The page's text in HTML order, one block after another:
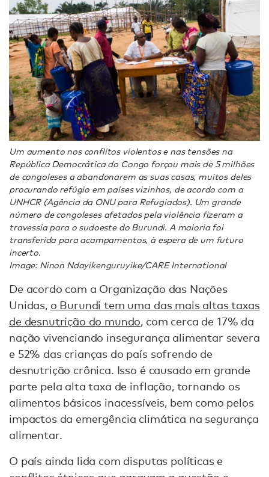
Um aumento nos conflitos violentos e nas tensões na
República Democrática do Congo forçou mais de 5 milhões
de congoleses a abandonarem as suas casas, muitos deles
procurando refúgio em países vizinhos, de acordo com a
UNHCR (Agência da ONU para Refugiados). Um grande
número de congoleses afetados pela violência fizeram a
travessia para o sudoeste do Burundi. A maioria foi
transferida para acampamentos, à espera de um futuro
incerto.
Image: Ninon Ndayikenguruyike/CARE International
De acordo com a Organização das Nações
Unidas, o Burundi tem uma das mais altas taxas
de desnutrição do mundo, com cerca de 17% da
nação vivenciando insegurança alimentar severa
e 52% das crianças do país sofrendo de
desnutrição crônica. Isso é causado em grande
parte pela alta taxa de inflação, tornando os
alimentos básicos inacessíveis, bem como pelos
impactos da emergência climática na segurança
alimentar.
O país ainda lida com disputas políticas e